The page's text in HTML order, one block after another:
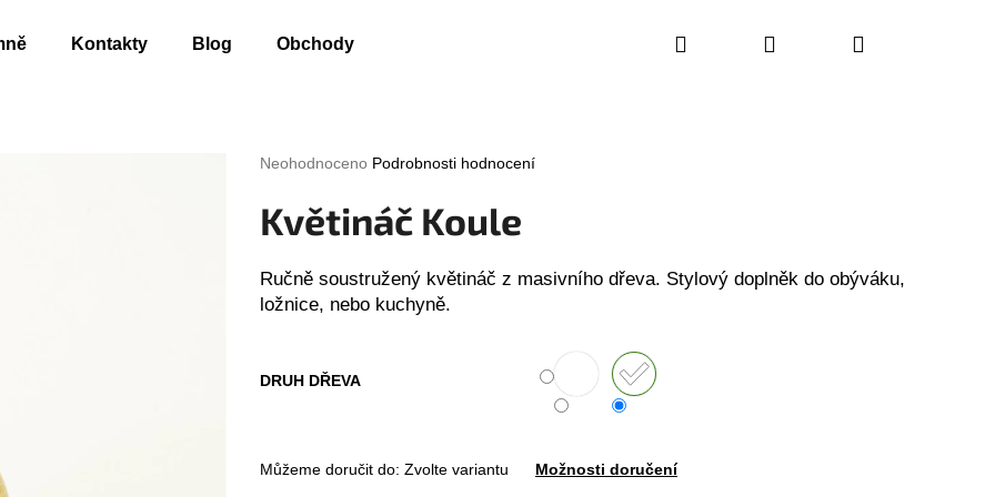
Kontakty Blog Obchody Hledat PřihlášeníNákupní
Průměrné
produktu
je
5
hvězdiček.
Neohodnoceno Podrobnosti hodnocení
Květináč Koule
Ručně soustružený květináč z masivního dřeva. Stylový doplněk do obýváku,
ložnice, nebo kuchyně.
DRUH DŘEVA
Můžeme doručit do: Zvolte variantu Možnosti doručení
HLEDAT